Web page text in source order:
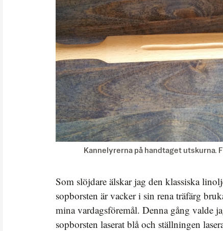
Kannelyrerna på handtaget utskurna.
Som slöjdare älskar jag den klassiska
sopborsten är vacker i sin rena träfärg
mina vardagsföremål. Denna gång valde
sopborsten laserat blå och ställningen